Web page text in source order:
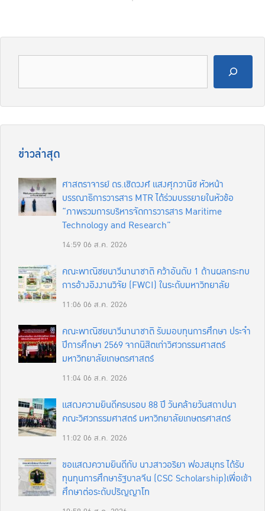
ข่าวล่าสุด
ศาสตราจารย์ ดร.เชิดวงศ์ แสงศุภวานิช หัวหน้า
บรรณาธิการวารสาร MTR ได้ร่วมบรรยายในหัวข้อ
“ภาพรวมการบริหารจัดการวารสาร Maritime
Technology and Research”
14:59 06 ส.ค. 2026
คณะพาณิชยนาวีนานาชาติ คว้าอันดับ 1 ด้านผลกระทบ
การอ้างอิงงานวิจัย (FWCI) ในระดับมหาวิทยาลัย
11:06 06 ส.ค. 2026
คณะพาณิชยนาวีนานาชาติ รับมอบทุนการศึกษา ประจำ
ปีการศึกษา 2569 จากนิสิตเก่าวิศวกรรมศาสตร์
มหาวิทยาลัยเกษตรศาสตร์
11:0406 ส.ค. 2026
แสดงความยินดีครบรอบ 88 ปี วันคล้ายวันสถาปนา
คณะวิศวกรรมศาสตร์ มหาวิทยาลัยเกษตรศาสตร์
11:02 06 ส.ค. 2026
ขอแสดงความยินดีกับ นางสาวอริยา ฟองสมุทร ได้รับ
ทุนทุนการศึกษารัฐบาลจีน (CSC Scholarship)เพื่อเข้า
ศึกษาต่อระดับปริญญาโท